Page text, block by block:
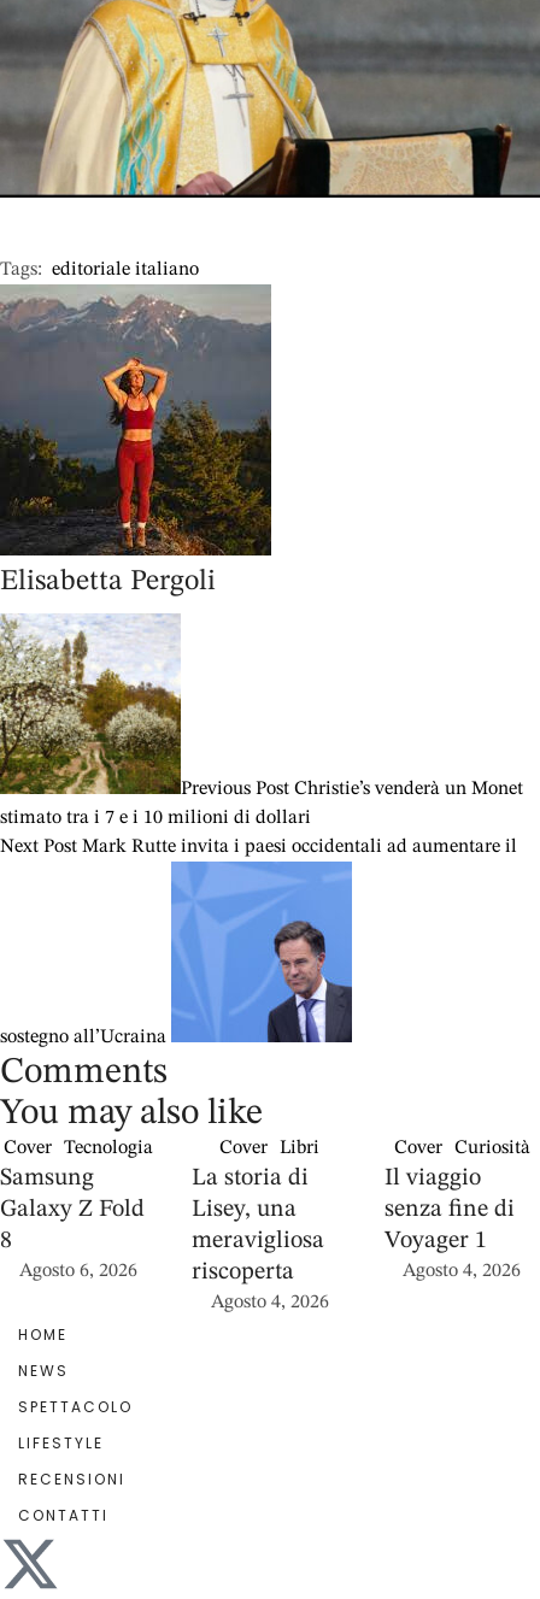
Tags: editoriale italiano
Elisabetta Pergoli
Previous Post Christie’s venderà un Monet
stimato tra i 7 e i 10 milioni di dollari
Next Post Mark Rutte invita i paesi occidentali ad aumentare il
sostegno all’Ucraina
Comments
You may also like
Cover Tecnologia
Samsung
Galaxy Z Fold
8
Agosto 6, 2026
Cover Libri
La storia di
Lisey, una
meravigliosa
riscoperta
Agosto 4, 2026
Cover Curiosità
Il viaggio
senza fine di
Voyager 1
Agosto 4, 2026
HOME
NEWS
SPETTACOLO
LIFESTYLE
RECENSIONI
CONTATTI